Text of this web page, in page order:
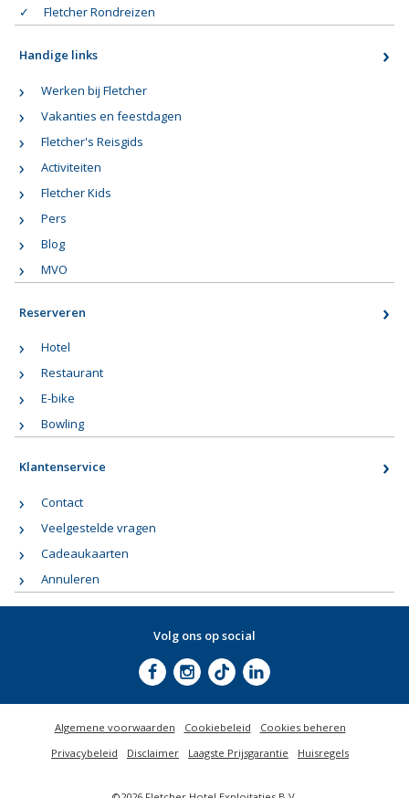
Fletcher Rondreizen
Handige links
Werken bij Fletcher
Vakanties en feestdagen
Fletcher's Reisgids
Activiteiten
Fletcher Kids
Pers
Blog
MVO
Reserveren
Hotel
Restaurant
E-bike
Bowling
Klantenservice
Contact
Veelgestelde vragen
Cadeaukaarten
Annuleren
Volg ons op social
Algemene voorwaarden Cookiebeleid
Cookies beheren
Privacybeleid
Disclaimer Laagste Prijsgarantie Huisregels